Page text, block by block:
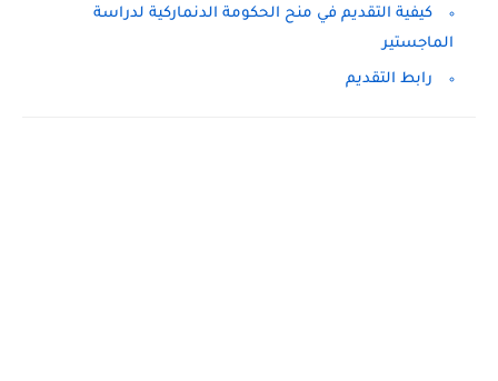
كيفية التقديم في منح الحكومة الدنماركية لدراسة
الماجستير
رابط التقديم